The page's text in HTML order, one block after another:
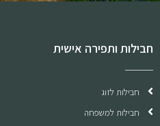
חבילות ותפירה אישית
חבילות לזוג
חבילות למשפחה